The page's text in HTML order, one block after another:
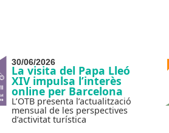
30/06/2026
La visita del Papa Lleó
XIV impulsa l’interès
online per Barcelona
L’OTB presenta l’actualització
mensual de les perspectives
d’activitat turística